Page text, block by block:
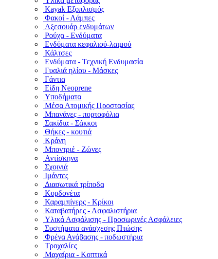
Kayak Εξοπλισμός
Φακοί - Λάμπες
Αξεσουάρ ενδυμάτων
Ρούχα - Ενδύματα
Ενδύματα κεφαλιού-λαιμού
Κάλτσες
Ενδύματα - Τεχνική Ενδυμασία
Γυαλιά ηλίου - Μάσκες
Γάντια
Είδη Neoprene
Υποδήματα
Μέσα Ατομικής Προστασίας
Μπανάνες - πορτοφόλια
Σακίδια - Σάκκοι
Θήκες - κουτιά
Κράνη
Μποντριέ - Ζώνες
Αντίσκηνα
Σχοινιά
Ιμάντες
Διασωτικά τρίποδα
Κορδονέτα
Καραμπίνερς - Κρίκοι
Καταβατήρες - Ασφαλιστήρια
Υλικά Ασφάλισης - Προσωρινές Ασφάλειες
Συστήματα ανάσχεσης Πτώσης
Φρένα Ανάβασης - ποδωστήρια
Τροχαλίες
Μαχαίρια - Κοπτικά